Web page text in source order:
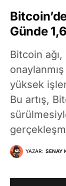
Günde
Bitcoin
yüksek
Bu artış,
YAZAR: SENAY